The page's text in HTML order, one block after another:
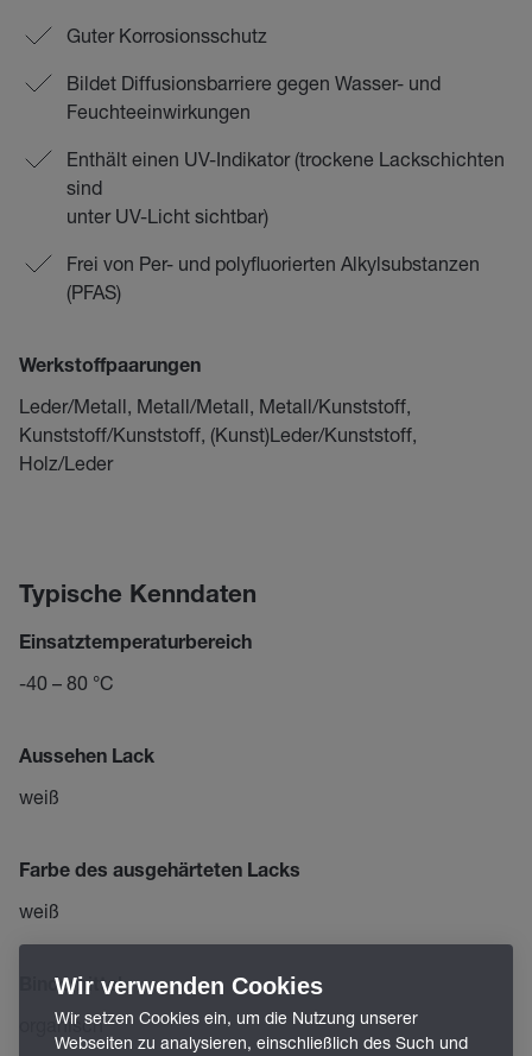
Guter Korrosionsschutz
Bildet Diffusionsbarriere gegen Wasser- und
Feuchteeinwirkungen
Enthält einen UV-Indikator (trockene Lackschichten
sind
unter UV-Licht sichtbar)
Frei von Per- und polyfluorierten Alkylsubstanzen
(PFAS)
Werkstoffpaarungen
Leder/Metall, Metall/Metall, Metall/Kunststoff,
Kunststoff/Kunststoff, (Kunst)Leder/Kunststoff,
Holz/Leder
Typische Kenndaten
Einsatztemperaturbereich
-40 – 80 °C
Aussehen Lack
weiß
Farbe des ausgehärteten Lacks
weiß
Bindemittel
organisch
Wir verwenden Cookies
Wir setzen Cookies ein, um die Nutzung unserer
Webseiten zu analysieren, einschließlich des Such und